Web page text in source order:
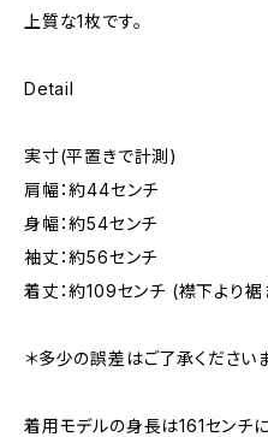
上質な1枚です。
Detail
実寸(平置きで計測)
肩幅：約44センチ
身幅：約54センチ
袖丈：約56センチ
着丈：約109センチ (襟下より裾
＊多少の誤差はご了承くださいま
着用モデルの身長は161センチに